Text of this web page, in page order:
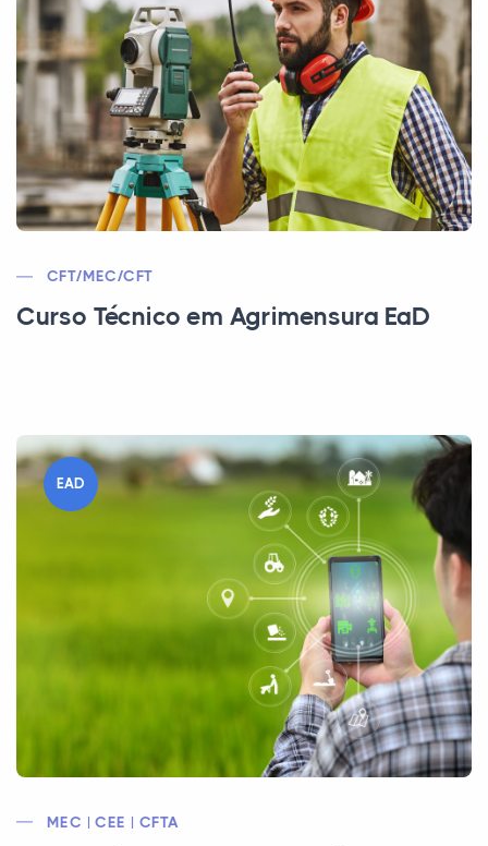
CFT/MEC/CFT
Curso Técnico em Agrimensura EaD
EAD
MEC | CEE | CFTA